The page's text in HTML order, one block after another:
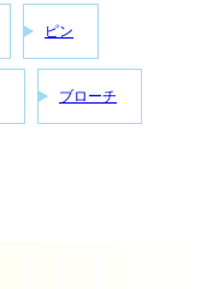
ピン
ブローチ